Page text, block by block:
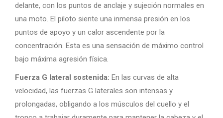
delante, con los puntos de anclaje y sujeción normales en
una moto. El piloto siente una inmensa presión en los
puntos de apoyo y un calor ascendente por la
concentración. Esta es una sensación de máximo control
bajo máxima agresión física.
Fuerza G lateral sostenida: En las curvas de alta
velocidad, las fuerzas G laterales son intensas y
prolongadas, obligando a los músculos del cuello y el